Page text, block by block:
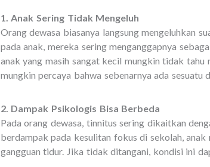
1. Anak Sering Tidak Mengeluh
Orang dewasa biasanya langsung mengeluhkan
pada anak, mereka sering menganggapnya
anak yang masih sangat kecil mungkin tidak tahu
mungkin percaya bahwa sebenarnya ada sesuatu
2. Dampak Psikologis Bisa Berbeda
Pada orang dewasa, tinnitus sering dikaitkan
berdampak pada kesulitan fokus di sekolah,
gangguan tidur. Jika tidak ditangani, kondisi ini